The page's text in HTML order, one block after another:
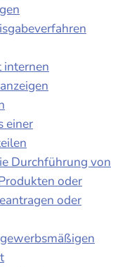
einer
Durchführung von
oder
oder